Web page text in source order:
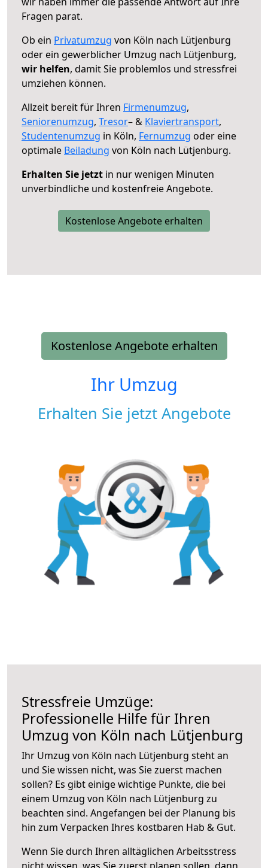
Fragen parat.
Ob ein Privatumzug von Köln nach Lütjenburg
oder ein gewerblicher Umzug nach Lütjenburg,
wir helfen, damit Sie problemlos und stressfrei
umziehen können.
Allzeit bereit für Ihren Firmenumzug,
Seniorenumzug, Tresor– & Klaviertransport,
Studentenumzug in Köln, Fernumzug oder eine
optimale Beiladung von Köln nach Lütjenburg.
Erhalten Sie jetzt in nur wenigen Minuten
unverbindliche und kostenfreie Angebote.
Kostenlose Angebote erhalten
Kostenlose Angebote erhalten
Ihr Umzug
Erhalten Sie jetzt Angebote
Stressfreie Umzüge:
Professionelle Hilfe für Ihren
Umzug von Köln nach Lütjenburg
Ihr Umzug von Köln nach Lütjenburg steht an
und Sie wissen nicht, was Sie zuerst machen
sollen? Es gibt einige wichtige Punkte, die bei
einem Umzug von Köln nach Lütjenburg zu
beachten sind. Angefangen bei der Planung bis
hin zum Verpacken Ihres kostbaren Hab & Gut.
Wenn Sie durch Ihren alltäglichen Arbeitsstress